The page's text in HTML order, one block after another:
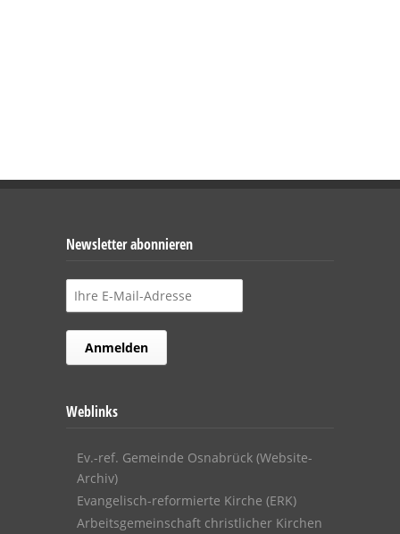
Newsletter abonnieren
Weblinks
Ev.-ref. Gemeinde Osnabrück (Website-
Archiv)
Evangelisch-reformierte Kirche (ERK)
Arbeitsgemeinschaft christlicher Kirchen